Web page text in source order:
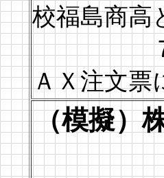
校福島商高
７．２
ＡＸ注文票
（模擬）